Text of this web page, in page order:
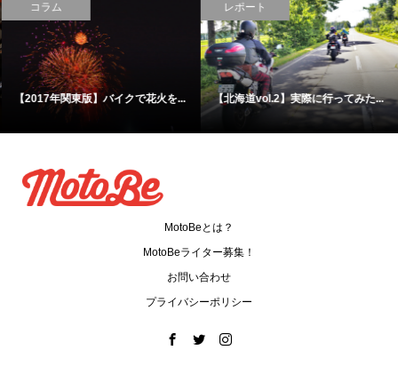
コラム
【2017年関東版】バイクで花火を...
レポート
【北海道vol.2】実際に行ってみた...
MotoBeとは？
MotoBeライター募集！
お問い合わせ
プライバシーポリシー